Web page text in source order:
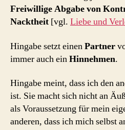
Freiwillige Abgabe von
Nacktheit [vgl. Liebe und
Hingabe setzt einenPartner
immer auch einHinnehmen.
Hingabe meint, dass ich den
ist. Sie macht sich nicht an
als Voraussetzung für mein
anderen, dass ich mich selbst